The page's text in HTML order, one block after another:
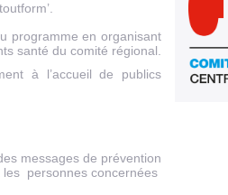
programme en organisant
santé du comité régional.
à l’accueil de publics
messages de prévention
les personnes concernées